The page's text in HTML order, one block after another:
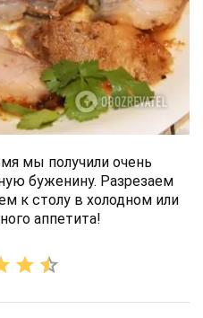
мы получили очень
буженину. Разрезаем
к столу в холодном или
аппетита!